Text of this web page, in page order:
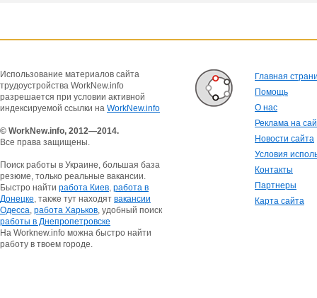
Использование материалов сайта
трудоустройства WorkNew.info
разрешается при условии активной
индексируемой ссылки на WorkNew.info
© WorkNew.info, 2012—2014.
Все права защищены.
Поиск работы в Украине, большая база
резюме, только реальные вакансии.
Быстро найти работа Киев, работа в
Донецке, также тут находят вакансии
Одесса, работа Харьков, удобный поиск
работы в Днепропетровске
На Worknew.info можна быстро найти
работу в твоем городе.
Главная
Помощь
О нас
Реклама на
Новости сайта
Условия
Контакты
Партнеры
Карта сайта